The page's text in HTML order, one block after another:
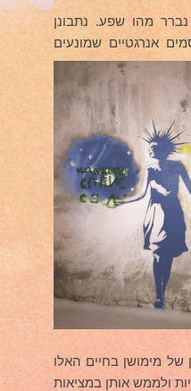
מהו שפע. נתבונן
אנרגטיים שמונעים
של מימושן בחיים האלו
ולממש אותן במציאות